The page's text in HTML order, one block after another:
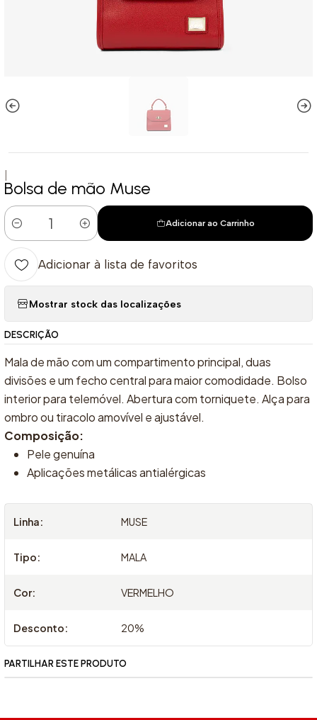
Bolsa de mão Muse
Quantidade
Adicionar ao Carrinho
Adicionar à lista de favoritos
Mostrar stock das localizações
DESCRIÇÃO
Mala de mão com um compartimento principal, duas
divisões e um fecho central para maior comodidade. Bolso
interior para telemóvel. Abertura com torniquete. Alça para
ombro ou tiracolo amovível e ajustável.
Composição:
Pele genuína
Aplicações metálicas antialérgicas
Linha: MUSE
Tipo: MALA
Cor: VERMELHO
Desconto: 20%
PARTILHAR ESTE PRODUTO